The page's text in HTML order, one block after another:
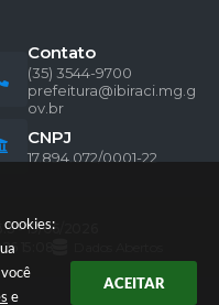
e
ACEITAR
Contato
(35) 3544-9700
prefeitura@ibiraci.mg.g
ov.br
CNPJ
17.894.072/0001-22
- 19/06/2026
15:08